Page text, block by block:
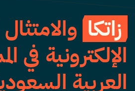
زاتكا
الإلكترونية في
العربية